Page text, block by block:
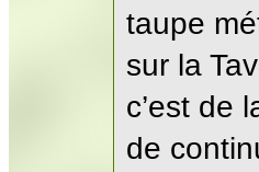
taupe
sur la
c’est de
de